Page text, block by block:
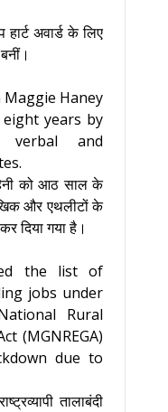
अवार्ड के लिए
Maggie Haney
years by
verbal and
को आठ साल के
और एथलीटों के
दिया गया है।
the list of
jobs under
Rural
(MGNREGA)
due to
तालाबंदी